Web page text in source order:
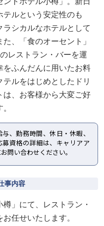
ルという安定性のも
ラシカルなホテルとして
、「食のオーセント」
レストラン・バーを運
をふんだんに用いたお料
ルをはじめとしたドリ
は、お客様から大変ご好
、勤務時間、休日・休暇、
募資格の詳細は、キャリアア
問い合わせください。
事内容
樽」にて、レストラン・
任せいたします。